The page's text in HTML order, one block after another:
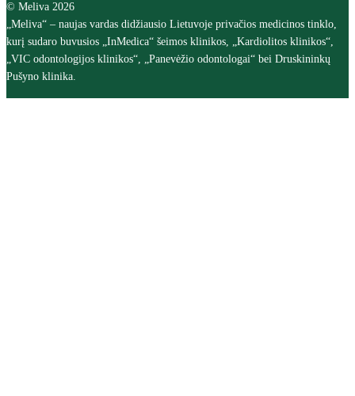
© Meliva 2026
„Meliva“ – naujas vardas didžiausio Lietuvoje privačios medicinos tinklo,
kurį sudaro buvusios „InMedica“ šeimos klinikos, „Kardiolitos klinikos“,
„VIC odontologijos klinikos“, „Panevėžio odontologai“ bei Druskininkų
Pušyno klinika.